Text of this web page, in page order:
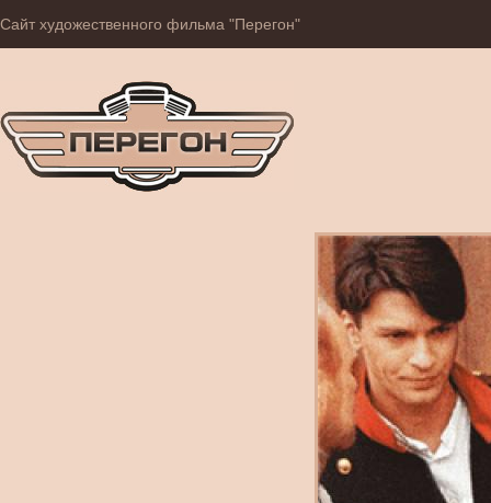
Сайт художественного фильма "Перегон"